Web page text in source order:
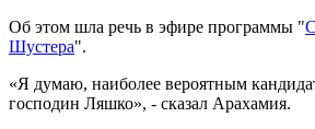
Об этом шла речь в эфире программы "
Шустера".
«Я думаю, наиболее вероятным
господин Ляшко», - сказал Арахамия.